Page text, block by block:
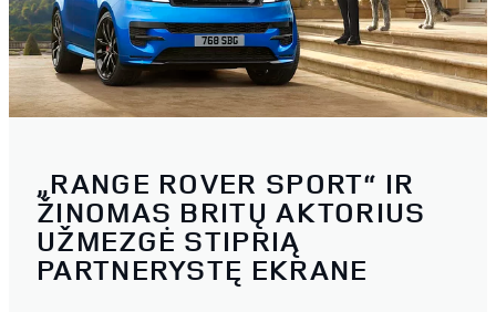
„RANGE ROVER SPORT“ IR
ŽINOMAS BRITŲ AKTORIUS
UŽMEZGĖ STIPRIĄ
PARTNERYSTĘ EKRANE